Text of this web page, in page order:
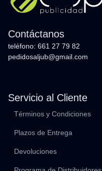
Contáctanos
teléfono: 661 27 79 82
pedidosaljub@gmail.com
Servicio al Cliente
Términos y Condiciones
Plazos de Entrega
Devoluciones